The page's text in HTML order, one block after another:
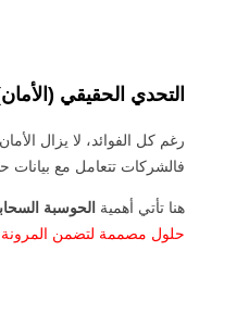
التحدي الحقيقي
رغم كل الفوائد، لا يزال
فالشركات تتعامل مع بيانات
هنا تأتي أهمية الحوسبة
حلول مصممة لتضمن المرونة